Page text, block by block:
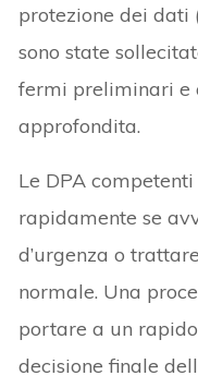
protezione dei dati
sono state
fermi preliminari e
approfondita.
Le DPA
rapidamente se
d’urgenza o
normale. Una
portare a un
decisione finale